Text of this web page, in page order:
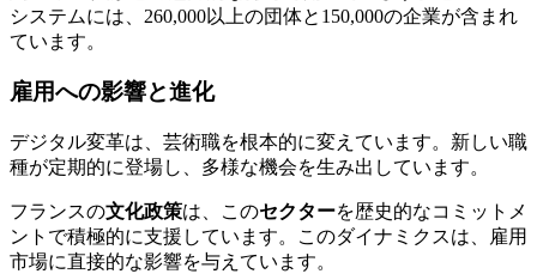
システムには、260,000以上の団体と150,000の企業が含まれ
ています。
雇用への影響と進化
デジタル変革は、芸術職を根本的に変えています。新しい職
種が定期的に登場し、多様な機会を生み出しています。
フランスの文化政策は、このセクターを歴史的なコミットメ
ントで積極的に支援しています。このダイナミクスは、雇用
市場に直接的な影響を与えています。